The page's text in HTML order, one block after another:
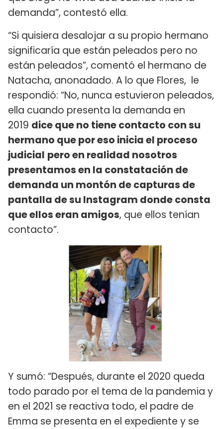
demanda”, contestó ella.
“Si quisiera desalojar a su propio hermano
significaría que están peleados pero no
están peleados”, comentó el hermano de
Natacha, anonadado. A lo que Flores, le
respondió: “No, nunca estuvieron peleados,
ella cuando presenta la demanda en
2019 dice que no tiene contacto con su
hermano que por eso inicia el proceso
judicial pero en realidad nosotros
presentamos en la constatación de
demanda un montón de capturas de
pantalla de su Instagram donde consta
que ellos eran amigos, que ellos tenían
contacto”.
Y sumó: “Después, durante el 2020 queda
todo parado por el tema de la pandemia y
en el 2021 se reactiva todo, el padre de
Emma se presenta en el expediente y se